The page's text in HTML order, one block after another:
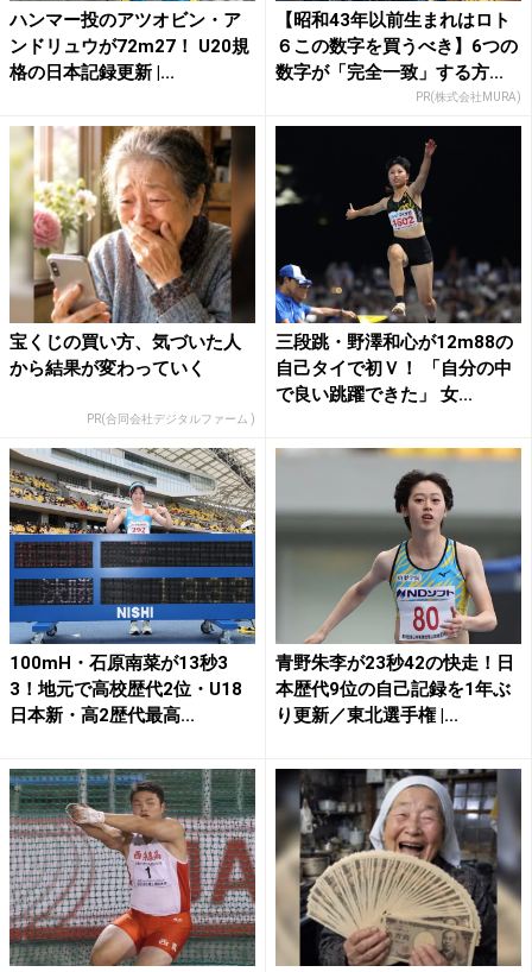
ハンマー投のアツオビン・ア
ンドリュウが72m27！ U20規
格の日本記録更新 |...
【昭和43年以前生まれはロト
６この数字を買うべき】6つの
数字が「完全一致」する方...
PR(株式会社MURA)
宝くじの買い方、気づいた人
から結果が変わっていく
PR(合同会社デジタルファーム )
三段跳・野澤和心が12m88の
自己タイで初Ｖ！ 「自分の中
で良い跳躍できた」 女...
100mH・石原南菜が13秒3
3！地元で高校歴代2位・U18
日本新・高2歴代最高...
青野朱李が23秒42の快走！日
本歴代9位の自己記録を1年ぶ
り更新／東北選手権 |...